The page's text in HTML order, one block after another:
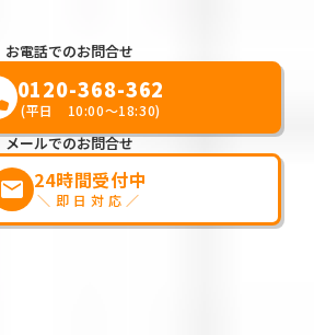
お電話でのお問合せ
0120-368-362
(平日 10:00～18:30)
メールでのお問合せ
markunread 24時間受付中
＼即日対応／